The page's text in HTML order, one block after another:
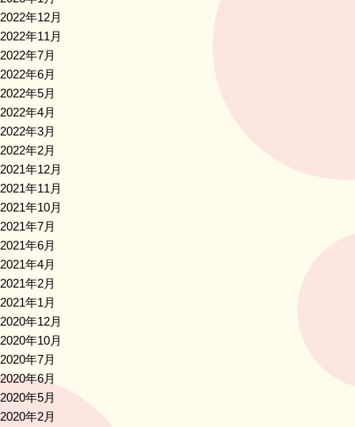
2022年12月
2022年11月
2022年7月
2022年6月
2022年5月
2022年4月
2022年3月
2022年2月
2021年12月
2021年11月
2021年10月
2021年7月
2021年6月
2021年4月
2021年2月
2021年1月
2020年12月
2020年10月
2020年7月
2020年6月
2020年5月
2020年2月